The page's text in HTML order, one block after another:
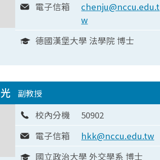
電子信箱
chenju@nccu.edu.t
w
德國漢堡大學 法學院 博士
副教授
校內分機
50902
電子信箱
hkk@nccu.edu.tw
國立政治大學 外交學系 博士